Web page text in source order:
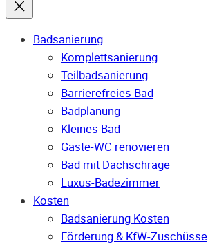
Badsanierung
Komplettsanierung
Teilbadsanierung
Barrierefreies Bad
Badplanung
Kleines Bad
Gäste-WC renovieren
Bad mit Dachschräge
Luxus-Badezimmer
Kosten
Badsanierung Kosten
Förderung & KfW-Zuschüsse